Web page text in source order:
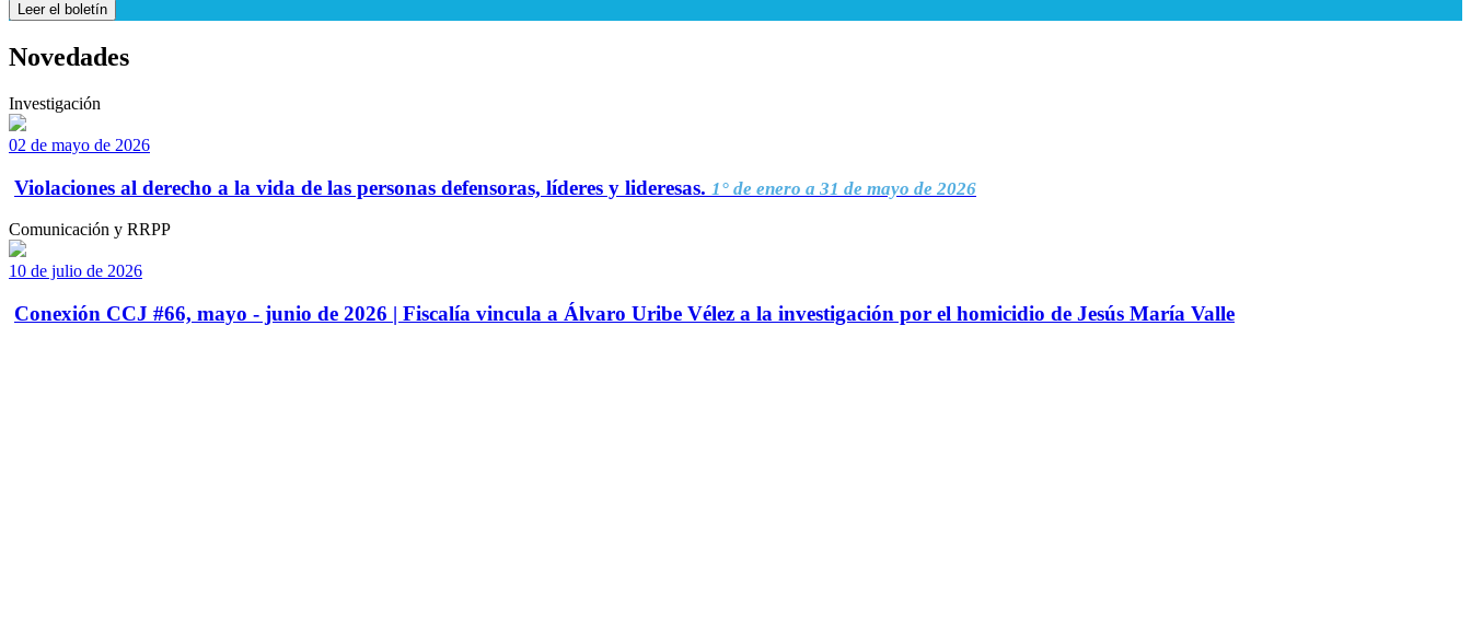
Leer el boletín
Novedades
Investigación
02 de mayo de 2026
Violaciones al derecho a la vida de las personas defensoras, líderes y lideresas. 1° de enero a 31 de mayo de 2026
Comunicación y RRPP
10 de julio de 2026
Conexión CCJ #66, mayo - junio de 2026 | Fiscalía vincula a Álvaro Uribe Vélez a la investigación por el homicidio de Jesús María Valle